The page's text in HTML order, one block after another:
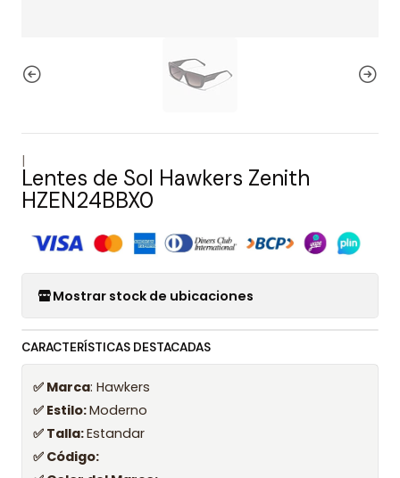
|
Lentes de Sol Hawkers Zenith
HZEN24BBX0
Mostrar stock de ubicaciones
CARACTERÍSTICAS DESTACADAS
✅ Marca: Hawkers
✅ Estilo:Moderno
✅ Talla:Estandar
✅ Código: